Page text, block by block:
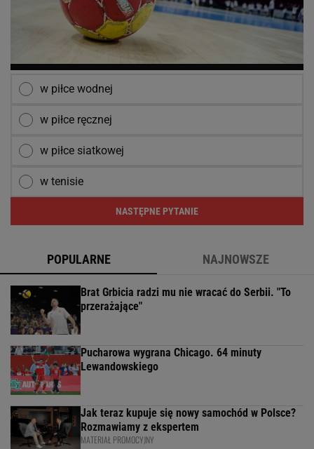
w piłce wodnej
w piłce ręcznej
w piłce siatkowej
w tenisie
NASTĘPNE PYTANIE
POPULARNE NAJNOWSZE
Brat Grbicia radzi mu nie wracać do Serbii. "To
przerażające"
Pucharowa wygrana Chicago. 64 minuty
Lewandowskiego
Jak teraz kupuje się nowy samochód w Polsce?
Rozmawiamy z ekspertem
MATERIAŁ PROMOCYJNY